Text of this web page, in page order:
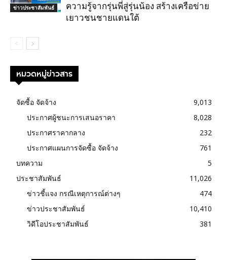
ข่าวประชาสัมพันธ์
ความรู้จากรุ่นพี่สู่รุ่นน้อง สร้างเครือข่าย
เยาวชนชายแดนใต้
หมวดหมู่ข่าวสาร
จัดซื้อ จัดจ้าง
9,013
ประกาศผู้ชนะการเสนอราคา
8,028
ประกาศราคากลาง
232
ประกาศแผนการจัดซื้อ จัดจ้าง
761
บทความ
5
ประชาสัมพันธ์
11,026
ข่าวชี้แจง กรณีเหตุการณ์ต่างๆ
474
ข่าวประชาสัมพันธ์
10,410
วิดีโอประชาสัมพันธ์
381